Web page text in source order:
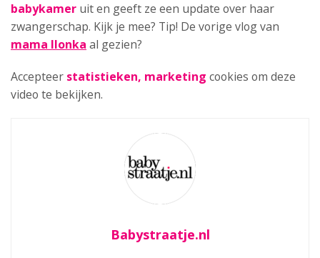
babykamer uit en geeft ze een update over haar
zwangerschap. Kijk je mee? Tip! De vorige vlog van
mama Ilonka al gezien?
Accepteer statistieken, marketing cookies om deze
video te bekijken.
Babystraatje.nl